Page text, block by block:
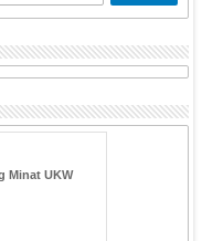
Minat UKW